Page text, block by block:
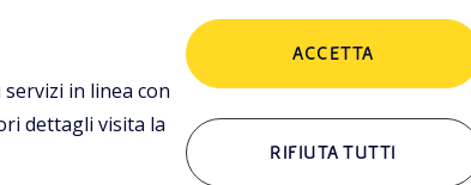
in linea con
dettagli visita la
RIFIUTA TUTTI
ACCETTA